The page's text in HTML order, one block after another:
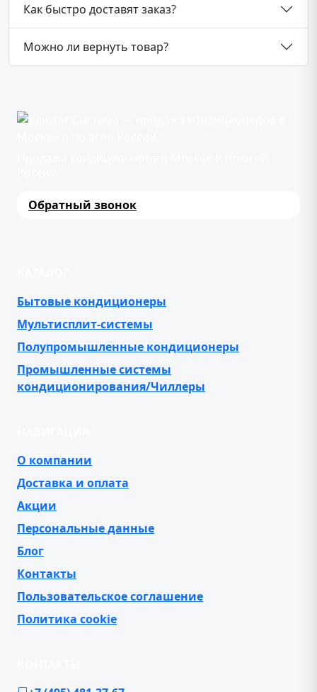
Как быстро доставят заказ?
Можно ли вернуть товар?
Обратный звонок
Бытовые кондиционеры
Мультисплит-системы
Полупромышленные кондиционеры
Промышленные системы
кондиционирования/Чиллеры
О компании
Доставка и оплата
Акции
Персональные данные
Блог
Контакты
Пользовательское соглашение
Политика cookie